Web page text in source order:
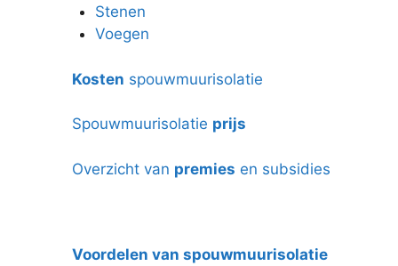
Stenen
Voegen
Kosten spouwmuurisolatie
Spouwmuurisolatie prijs
Overzicht van premies en subsidies
Voordelen van spouwmuurisolatie